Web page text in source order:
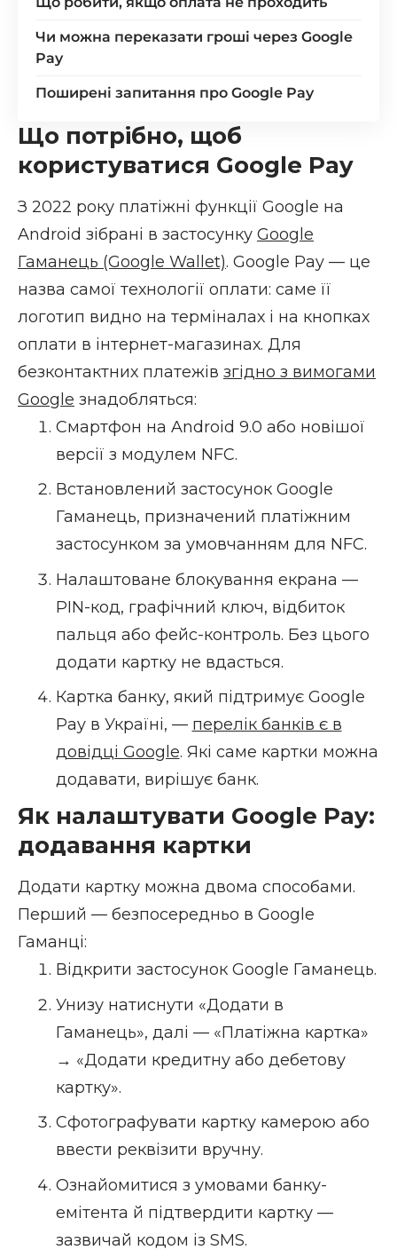
Чи можна переказати гроші через Google
Pay
Поширені запитання про Google Pay
Що потрібно, щоб
користуватися Google Pay
З 2022 року платіжні функції Google на
Android зібрані в застосунку Google
Гаманець (Google Wallet). Google Pay — це
назва самої технології оплати: саме її
логотип видно на терміналах і на кнопках
оплати в інтернет-магазинах. Для
безконтактних платежів згідно з вимогами
Google знадобляться:
Смартфон на Android 9.0 або новішої
версії з модулем NFC.
Встановлений застосунок Google
Гаманець, призначений платіжним
застосунком за умовчанням для NFC.
Налаштоване блокування екрана —
PIN-код, графічний ключ, відбиток
пальця або фейс-контроль. Без цього
додати картку не вдасться.
Картка банку, який підтримує Google
Pay в Україні, — перелік банків є в
довідці Google. Які саме картки можна
додавати, вирішує банк.
Як налаштувати Google Pay:
додавання картки
Додати картку можна двома способами.
Перший — безпосередньо в Google
Гаманці:
Відкрити застосунок Google Гаманець.
Унизу натиснути «Додати в
Гаманець», далі — «Платіжна картка»
→ «Додати кредитну або дебетову
картку».
Сфотографувати картку камерою або
ввести реквізити вручну.
Ознайомитися з умовами банку-
емітента й підтвердити картку —
зазвичай кодом із SMS.